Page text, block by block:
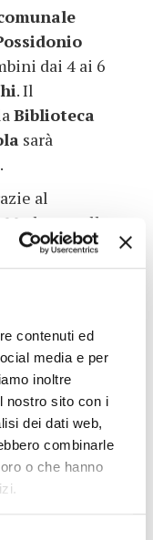
contenuti ed
media e per
inoltre
nostro sito con i
dei dati web,
combinarle
o che hanno
dai 4 ai 6
. Il
Biblioteca
sarà
.
al
e alla
e gli
FilosoFare.